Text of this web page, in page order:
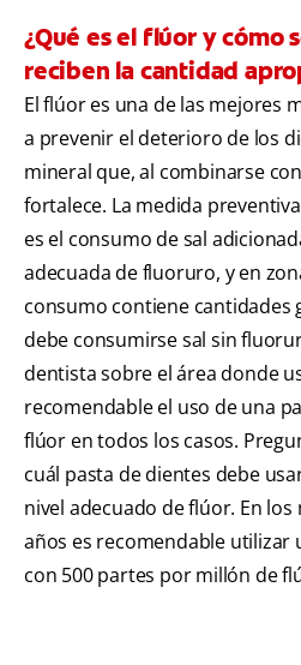
¿Qué es el flúor y cómo
reciben la cantidad
El flúor es una de las mejores
a prevenir el deterioro de los
mineral que, al combinarse
fortalece. La medida
es el consumo de sal
adecuada de fluoruro, y en
consumo contiene cantidades
debe consumirse sal sin
dentista sobre el área donde
recomendable el uso de una
flúor en todos los casos.
cuál pasta de dientes debe
nivel adecuado de flúor. En
años es recomendable utilizar
con 500 partes por millón de